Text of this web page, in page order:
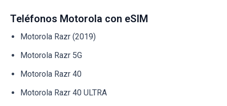
Teléfonos Motorola con eSIM
Motorola Razr (2019)
Motorola Razr 5G
Motorola Razr 40
Motorola Razr 40 ULTRA